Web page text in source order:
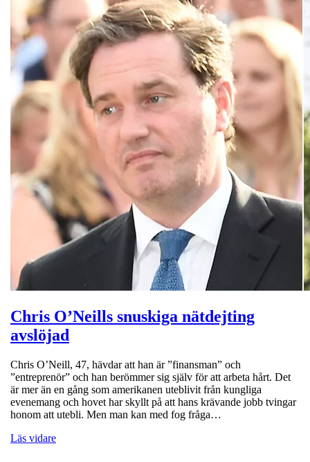
Chris O’Neills snuskiga nätdejting
avslöjad
Chris O’Neill, 47, hävdar att han är ”finansman” och
”entreprenör” och han berömmer sig själv för att arbeta hårt. Det
är mer än en gång som amerikanen uteblivit från kungliga
evenemang och hovet har skyllt på att hans krävande jobb tvingar
honom att utebli. Men man kan med fog fråga…
Läs vidare